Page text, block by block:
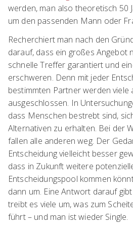
werden, man also theoretisch 50
um den passenden Mann oder
Recherchiert man nach den
darauf, dass ein großes Angebot
schnelle Treffer garantiert und
erschweren. Denn mit jeder
bestimmten Partner werden viele
ausgeschlossen. In
dass Menschen bestrebt sind,
Alternativen zu erhalten. Bei der
fallen alle anderen weg. Der
Entscheidung vielleicht besser
dass in Zukunft weitere
Entscheidungspool kommen
dann um. Eine Antwort darauf
treibt es viele um, was zum
führt – und man ist wieder Single.